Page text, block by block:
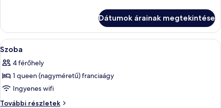
Dátumok árainak megtekintése
A
következő
szoba
összes
képének
megtekintése:
Egy szállodai szoba, amelyben
3
Szoba
4 férőhely
1 queen (nagyméretű) franciaágy
Ingyenes wifi
További részletek
Szoba